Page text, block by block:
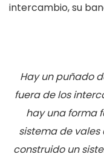
intercambio, su
Hay un puñado
fuera de los
hay una forma
sistema de vales
construido un